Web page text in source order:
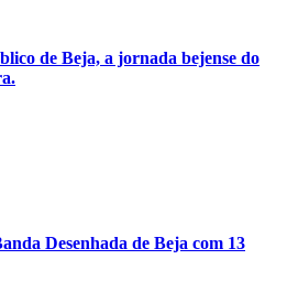
de Beja, a jornada bejense do
Desenhada de Beja com 13